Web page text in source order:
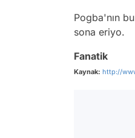
Pogba'nın
sona eriyo.
Fanatik
Kaynak: http://